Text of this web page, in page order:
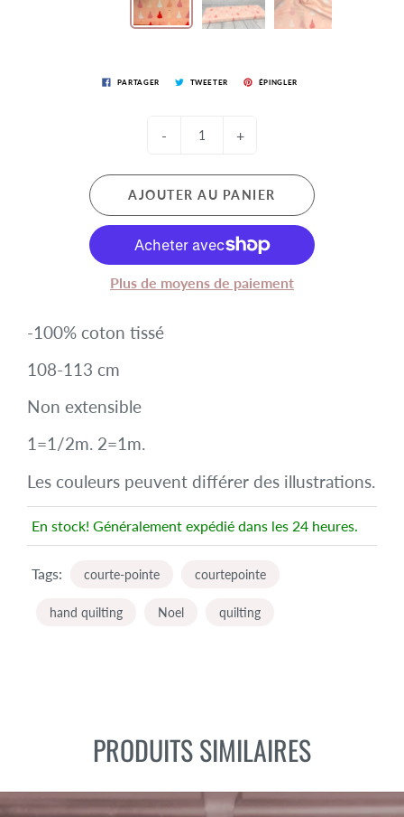
PARTAGER TWEETER ÉPINGLER
- +
AJOUTER AU PANIER
Plus de moyens de paiement
-100% coton tissé
108-113 cm
Non extensible
1=1/2m. 2=1m.
Les couleurs peuvent différer des illustrations.
En stock! Généralement expédié dans les 24 heures.
Tags: courte-pointe courtepointe
hand quilting Noel quilting
PRODUITS SIMILAIRES